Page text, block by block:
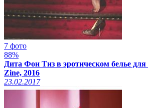
7 фото
88%
Дита Фон Тиз в эротическом белье
Zine, 2016
23.02.2017